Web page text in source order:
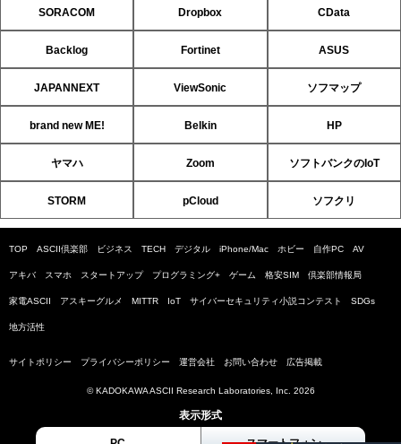
SORACOM Dropbox CData
Backlog Fortinet ASUS
JAPANNEXT ViewSonic ソフマップ
brand new ME! Belkin HP
ヤマハ Zoom ソフトバンクのIoT
STORM pCloud ソフクリ
TOP ASCII倶楽部 ビジネス TECH デジタル iPhone/Mac ホビー 自作PC AV
アキバ スマホ スタートアップ プログラミング+ ゲーム 格安SIM 倶楽部情報局
家電ASCII アスキーグルメ MITTR IoT サイバーセキュリティ小説コンテスト SDGs
地方活性
サイトポリシー プライバシーポリシー 運営会社 お問い合わせ 広告掲載
© KADOKAWA ASCII Research Laboratories, Inc. 2026
表示形式